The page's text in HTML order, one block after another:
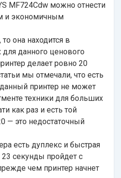
MF724Cdw можно отнести
и экономичным
она находится в
данного ценового
делает ровно 20
мы отмечали, что есть
принтер не может
техники для больших
как раз и есть той
— это недостаточный
есть дуплекс и быстрая
23 секунды пройдет с
чем принтер начнет